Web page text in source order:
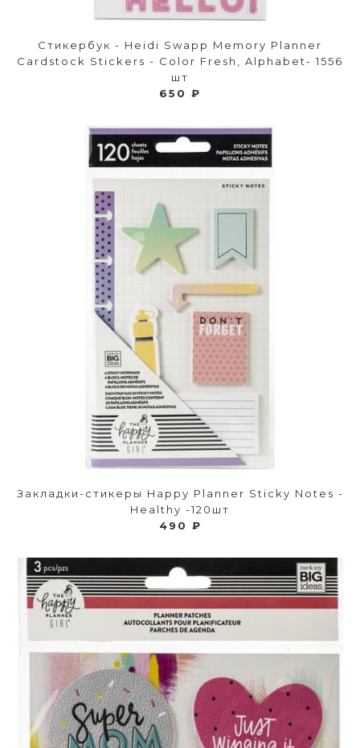
Стикербук - Heidi Swapp Memory Planner
Cardstock Stickers - Color Fresh, Alphabet- 1556
шт
650 ₽
Закладки-стикеры Happy Planner Sticky Notes -
Healthy -120шт
490 ₽